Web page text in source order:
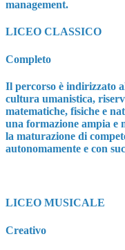
management.
LICEO CLASSICO
Completo
Il percorso è indirizzato
cultura umanistica,
matematiche, fisiche e
una formazione ampia e
la maturazione di
autonomamente e con
LICEO MUSICALE
Creativo